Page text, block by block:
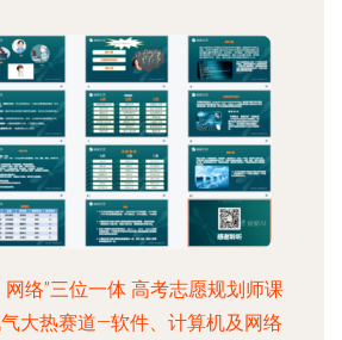
网络”三位一体 高考志愿规划师课
大热赛道—软件、计算机及网络